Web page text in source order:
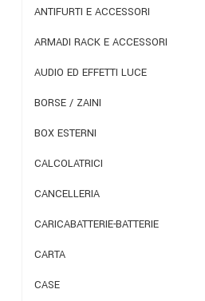
ANTIFURTI E ACCESSORI
ARMADI RACK E ACCESSORI
AUDIO ED EFFETTI LUCE
BORSE / ZAINI
BOX ESTERNI
CALCOLATRICI
CANCELLERIA
CARICABATTERIE-BATTERIE
CARTA
CASE